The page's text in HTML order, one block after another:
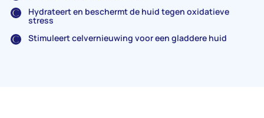
Hydrateert en beschermt de huid tegen oxidatieve
stress
Stimuleert celvernieuwing voor een gladdere huid